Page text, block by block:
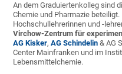
An dem Graduiertenkolleg sind
Chemie und Pharmazie
Hochschullehrerinnen und -
Virchow-Zentrum für
AG Kisker,AG Schindelin & AG
Center Mainfranken und im
Lebensmittelchemie.